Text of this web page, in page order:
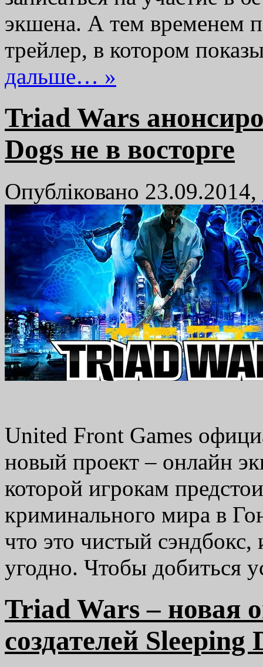
экшена. А тем временем
трейлер, в котором
дальше… »
Triad Wars
Dogs не в восторге
Опубліковано 23.09.2014,
United Front Games
новый проект – онлайн
которой игрокам
криминального мира в
что это чистый
угодно. Чтобы добиться
Triad Wars – новая
создателей Sleeping